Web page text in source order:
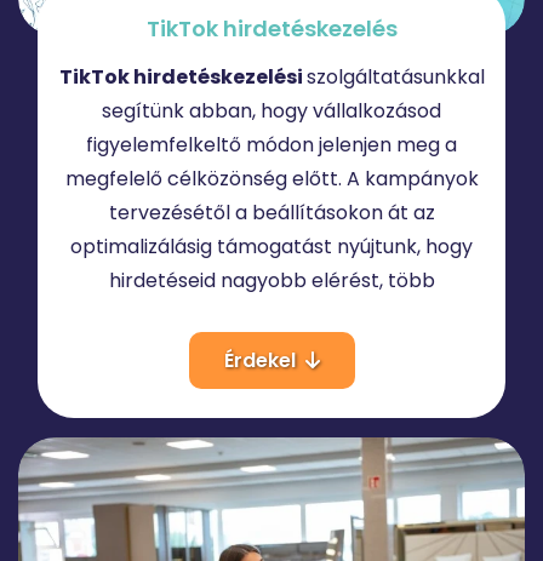
TikTok hirdetéskezelés
TikTok hirdetéskezelésiszolgáltatásunkkal
segítünk abban, hogy vállalkozásod
figyelemfelkeltő módon jelenjen meg a
megfelelő célközönség előtt. A kampányok
tervezésétől a beállításokon át az
optimalizálásig támogatást nyújtunk, hogy
hirdetéseid nagyobb elérést, több
Érdekel